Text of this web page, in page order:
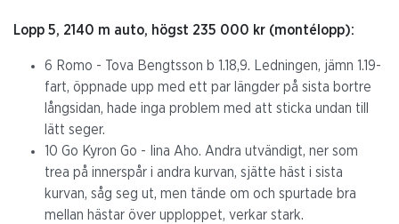
Lopp 5, 2140 m auto, högst 235 000 kr (montélopp):
6 Romo - Tova Bengtsson b 1.18,9. Ledningen, jämn 1.19-
fart, öppnade upp med ett par längder på sista bortre
långsidan, hade inga problem med att sticka undan till
lätt seger.
10 Go Kyron Go - Iina Aho. Andra utvändigt, ner som
trea på innerspår i andra kurvan, sjätte häst i sista
kurvan, såg seg ut, men tände om och spurtade bra
mellan hästar över upploppet, verkar stark.